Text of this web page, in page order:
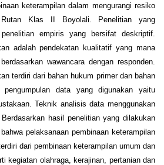
keterampilan dalam mengurangi resiko
Klas II Boyolali. Penelitian yang
empiris yang bersifat deskriptif.
adalah pendekatan kualitatif yang mana
wawancara dengan responden.
terdiri dari bahan hukum primer dan bahan
pengumpulan data yang digunakan yaitu
Teknik analisis data menggunakan
hasil penelitian yang dilakukan
pelaksanaan pembinaan keterampilan
dari pembinaan keterampilan umum dan
kegiatan olahraga, kerajinan, pertanian dan